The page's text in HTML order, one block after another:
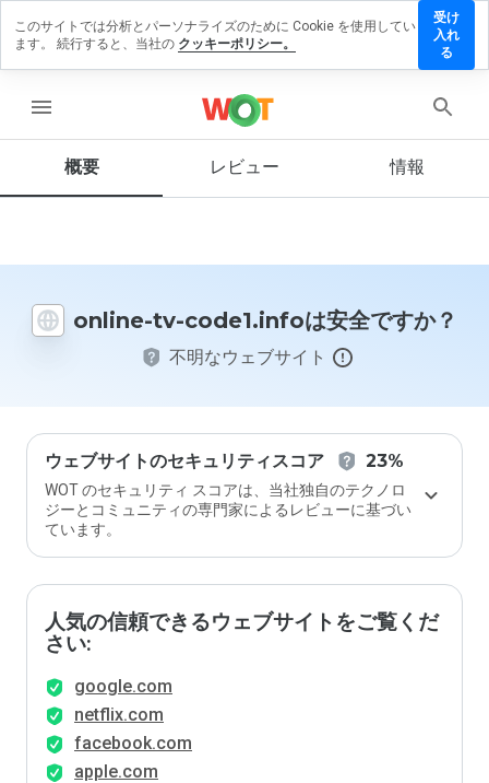
menu
概要 レビュー 情報
online-tv-code1.infoは安全ですか？
不明なウェブサイト
ウェブサイトのセキュリティスコア 23%
WOT のセキュリティ スコアは、当社独自のテクノロ
ジーとコミュニティの専門家によるレビューに基づい
ています。
人気の信頼できるウェブサイトをご覧くだ
さい:
google.com
netflix.com
facebook.com
apple.com
tv-
ビュ
ブサ
を1
から
5の
に評
価し
ます
か？
このサイトでは分析とパーソナライズのために Cookie を使用してい
ます。 続行すると、当社の クッキーポリシー。
受け
入れ
る